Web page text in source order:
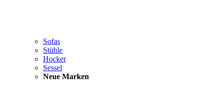
Sofas
Stühle
Hocker
Sessel
Neue Marken